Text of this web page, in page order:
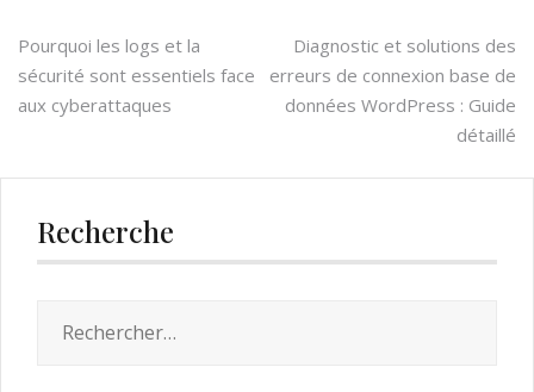
Navigation
de
Pourquoi les logs et la
sécurité sont essentiels face
aux cyberattaques
Diagnostic et solutions des
erreurs de connexion base de
données WordPress : Guide
détaillé
Recherche